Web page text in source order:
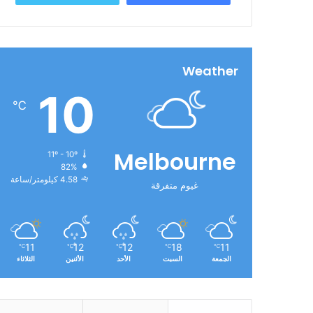
Weather
Melbourne
غيوم متفرقة
10
℃
11º - 10º
82%
4.58 كيلومتر/ساعة
11
℃
الجمعة
18
℃
السبت
12
℃
الأحد
12
℃
الأثنين
11
℃
الثلاثاء